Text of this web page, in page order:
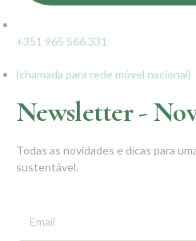
+351 965 566 331
(chamada para rede móvel nacional)
Newsletter -
Todas as novidades e dicas para
sustentável.